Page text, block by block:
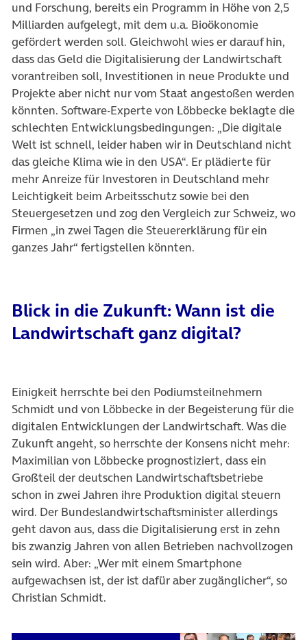
und Forschung, bereits ein Programm in Höhe von 2,5
Milliarden aufgelegt, mit dem u.a. Bioökonomie
gefördert werden soll. Gleichwohl wies er darauf hin,
dass das Geld die Digitalisierung der Landwirtschaft
vorantreiben soll, Investitionen in neue Produkte und
Projekte aber nicht nur vom Staat angestoßen werden
könnten. Software-Experte von Löbbecke beklagte die
schlechten Entwicklungsbedingungen: „Die digitale
Welt ist schnell, leider haben wir in Deutschland nicht
das gleiche Klima wie in den USA“. Er plädierte für
mehr Anreize für Investoren in Deutschland mehr
Leichtigkeit beim Arbeitsschutz sowie bei den
Steuergesetzen und zog den Vergleich zur Schweiz, wo
Firmen „in zwei Tagen die Steuererklärung für ein
ganzes Jahr“ fertigstellen könnten.
Blick in die Zukunft: Wann ist die
Landwirtschaft ganz digital?
Einigkeit herrschte bei den Podiumsteilnehmern
Schmidt und von Löbbecke in der Begeisterung für die
digitalen Entwicklungen der Landwirtschaft. Was die
Zukunft angeht, so herrschte der Konsens nicht mehr:
Maximilian von Löbbecke prognostiziert, dass ein
Großteil der deutschen Landwirtschaftsbetriebe
schon in zwei Jahren ihre Produktion digital steuern
wird. Der Bundeslandwirtschaftsminister allerdings
geht davon aus, dass die Digitalisierung erst in zehn
bis zwanzig Jahren von allen Betrieben nachvollzogen
sein wird. Aber: „Wer mit einem Smartphone
aufgewachsen ist, der ist dafür aber zugänglicher“, so
Christian Schmidt.